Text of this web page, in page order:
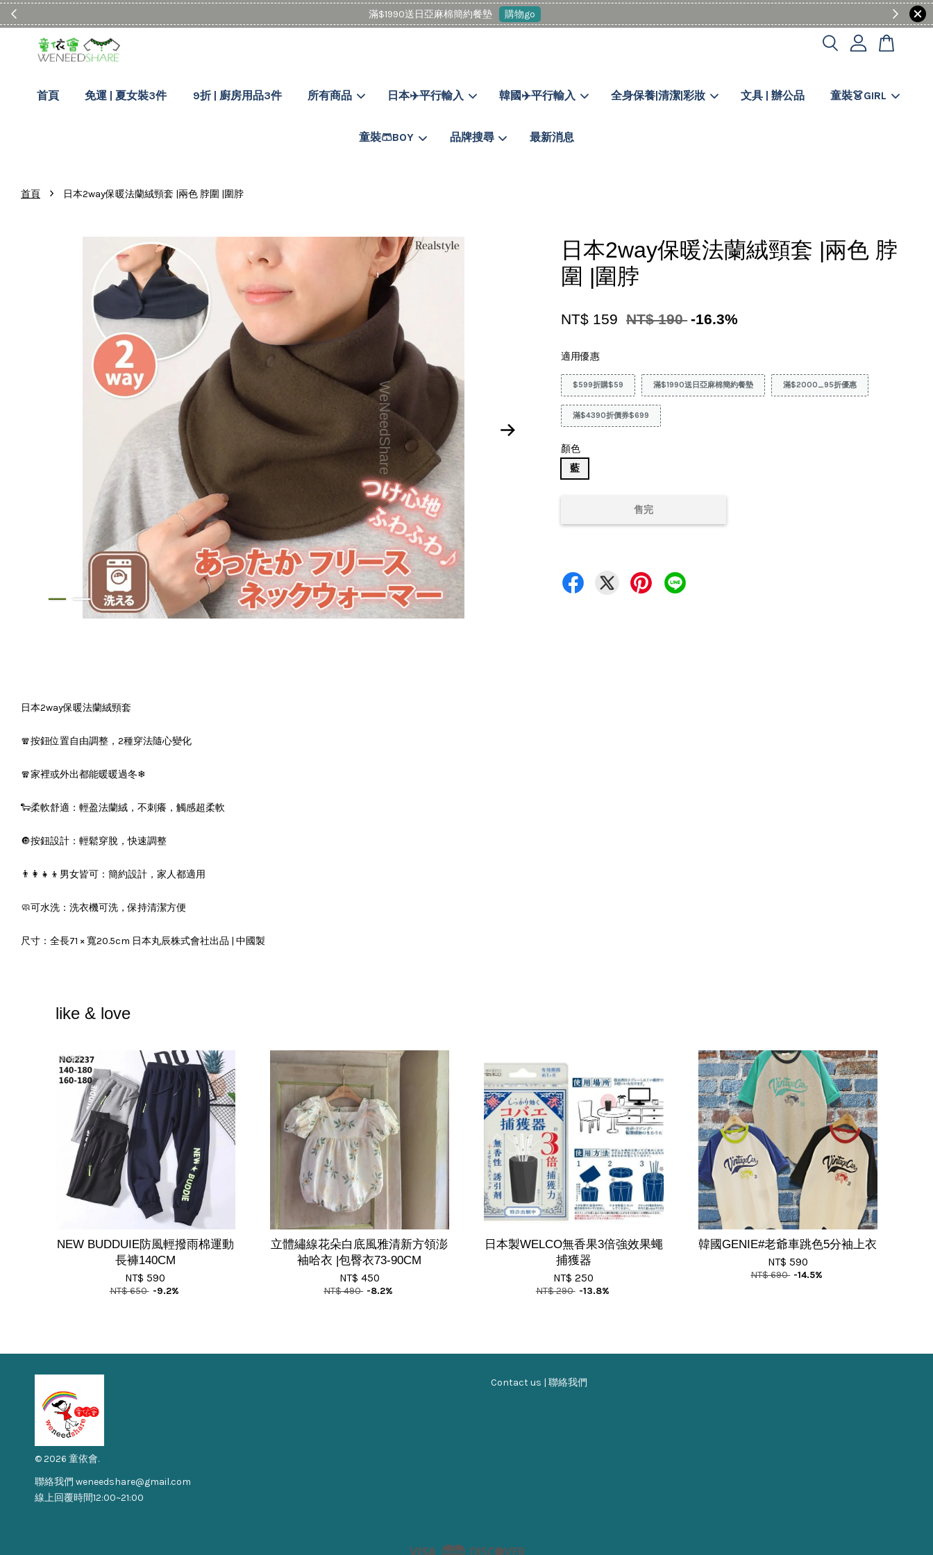
滿$1990送日亞麻棉簡約餐墊 購物go
首頁 免運 | 夏女裝3件 9折 | 廚房用品3件 所有商品 日本✈️平行輸入 韓國✈️平行輸入 全身保養|清潔|彩妝 文具 | 辦公品 童裝👗GIRL
童裝🩳BOY 品牌搜尋 最新消息
首頁 › 日本2way保暖法蘭絨頸套 |兩色 脖圍 |圍脖
日本2way保暖法蘭絨頸套 |兩色 脖
圍 |圍脖
NT$ 159 NT$ 190 -16.3%
適用優惠
$599折購$59 滿$1990送日亞麻棉簡約餐墊 滿$2000_95折優惠
滿$4390折價券$699
顏色
藍
售完
日本2way保暖法蘭絨頸套
🧣按鈕位置自由調整，2種穿法隨心變化
🧣家裡或外出都能暖暖過冬❄
🐑柔軟舒適：輕盈法蘭絨，不刺癢，觸感超柔軟
🔘按鈕設計：輕鬆穿脫，快速調整
👨‍👩‍👧‍👦男女皆可：簡約設計，家人都適用
🧼可水洗：洗衣機可洗，保持清潔方便
尺寸：全長71 × 寬20.5cm 日本丸辰株式會社出品 | 中國製
like & love
NEW BUDDUIE防風輕撥雨棉運動
長褲140CM
NT$ 590
NT$ 650 -9.2%
立體繡線花朵白底風雅清新方領澎
袖哈衣 |包臀衣73-90CM
NT$ 450
NT$ 490 -8.2%
日本製WELCO無香果3️倍強效果蠅
捕獲器
NT$ 250
NT$ 290 -13.8%
韓國GENIE#老爺車跳色5分袖上衣
NT$ 590
NT$ 690 -14.5%
© 2026 童依會.
Contact us | 聯絡我們
聯絡我們 weneedshare@gmail.com
線上回覆時間12:00~21:00
Visa Master